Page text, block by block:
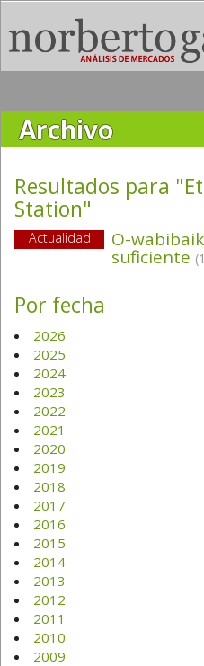
Archivo
Resultados para
Station"
Actualidad O-
suficiente
Por fecha
2026
2025
2024
2023
2022
2021
2020
2019
2018
2017
2016
2015
2014
2013
2012
2011
2010
2009